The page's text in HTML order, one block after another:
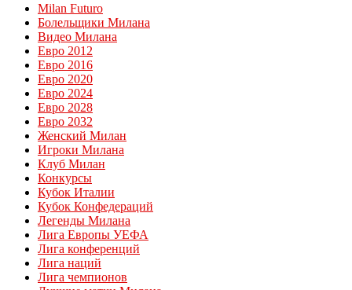
Milan Futuro
Болельщики Милана
Видео Милана
Евро 2012
Евро 2016
Евро 2020
Евро 2024
Евро 2028
Евро 2032
Женский Милан
Игроки Милана
Клуб Милан
Конкурсы
Кубок Италии
Кубок Конфедераций
Легенды Милана
Лига Европы УЕФА
Лига конференций
Лига наций
Лига чемпионов